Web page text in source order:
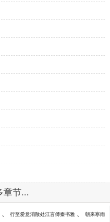
章节...
、 行至爱意消散处江言傅秦书雅 、 朝来寒雨